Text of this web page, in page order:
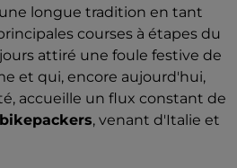
longue tradition en tant
courses à étapes du
attiré une foule festive de
et qui, encore aujourd'hui,
accueille un flux constant de
, venant d'Italie et